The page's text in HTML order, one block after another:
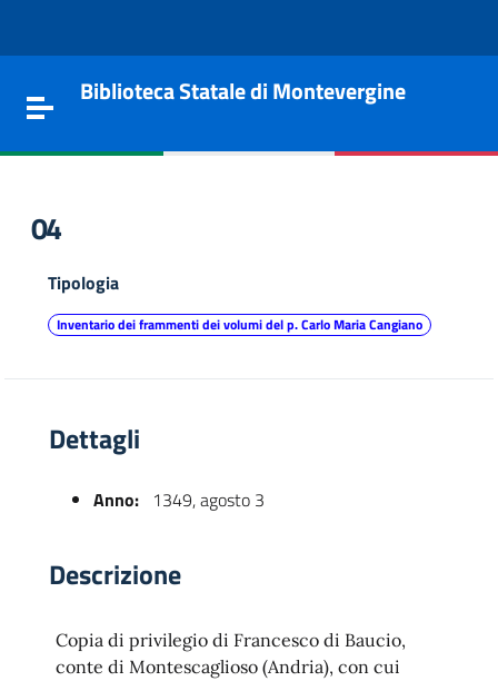
Toggle navigation
Biblioteca Statale di Montevergine
04
Tipologia
Inventario dei frammenti dei volumi del p. Carlo Maria Cangiano
Dettagli
Anno: 1349, agosto 3
Descrizione
Copia di privilegio di Francesco di Baucio,
conte di Montescaglioso (Andria), con cui